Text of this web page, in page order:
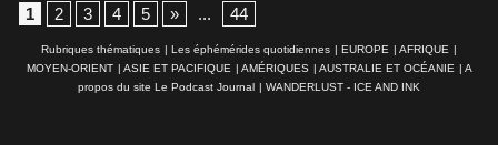
1
2 3 4 5 » ... 44
Rubriques thématiques | Les éphémérides quotidiennes | EUROPE | AFRIQUE |
MOYEN-ORIENT | ASIE ET PACIFIQUE | AMÉRIQUES | AUSTRALIE ET OCÉANIE | A
propos du site Le Podcast Journal | WANDERLUST - ICE AND INK